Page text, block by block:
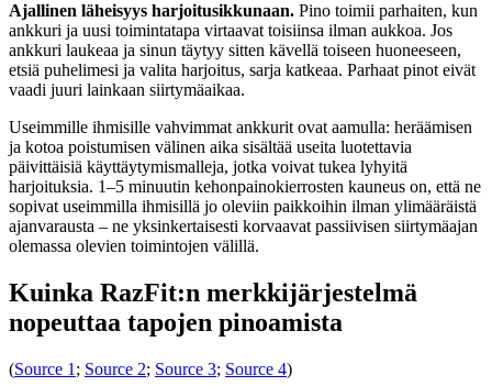
Ajallinen läheisyys harjoitusikkunaan. Pino toimii parhaiten, kun
ankkuri ja uusi toimintatapa virtaavat toisiinsa ilman aukkoa. Jos
ankkuri laukeaa ja sinun täytyy sitten kävellä toiseen huoneeseen,
etsiä puhelimesi ja valita harjoitus, sarja katkeaa. Parhaat pinot eivät
vaadi juuri lainkaan siirtymäaikaa.
Useimmille ihmisille vahvimmat ankkurit ovat aamulla: heräämisen
ja kotoa poistumisen välinen aika sisältää useita luotettavia
päivittäisiä käyttäytymismalleja, jotka voivat tukea lyhyitä
harjoituksia. 1–5 minuutin kehonpainokierrosten kauneus on, että ne
sopivat useimmilla ihmisillä jo oleviin paikkoihin ilman ylimääräistä
ajanvarausta – ne yksinkertaisesti korvaavat passiivisen siirtymäajan
olemassa olevien toimintojen välillä.
Kuinka RazFit:n merkkijärjestelmä
nopeuttaa tapojen pinoamista
(Source 1 ; Source 2; Source 3; Source 4)